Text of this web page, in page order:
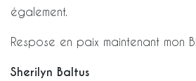
également.
Respose en paix maintenant mon
Sherilyn Baltus